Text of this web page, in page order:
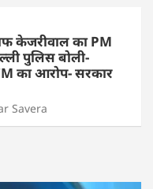
केजरीवाल का PM
पुलिस बोली-
का आरोप- सरकार
Savera